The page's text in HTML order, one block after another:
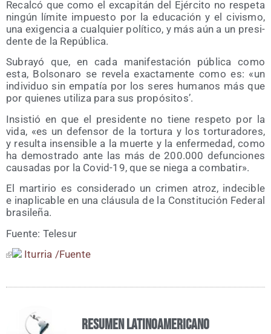
Recal­có que como el exca­pi­tán del Ejér­ci­to no res­pe­ta
nin­gún lími­te impues­to por la edu­ca­ción y el civis­mo,
una exi­gen­cia a cual­quier polí­ti­co, y más aún a un pre­si­
den­te de la República.
Sub­ra­yó que, en cada mani­fes­ta­ción públi­ca como
esta, Bol­so­na­ro se reve­la exac­ta­men­te como es: «un
indi­vi­duo sin empa­tía por los seres huma­nos más que
por quie­nes uti­li­za para sus propósitos’.
Insis­tió en que el pre­si­den­te no tie­ne res­pe­to por la
vida, «es un defen­sor de la tor­tu­ra y los tor­tu­ra­do­res,
y resul­ta insen­si­ble a la muer­te y la enfer­me­dad, como
ha demos­tra­do ante las más de 200.000 defun­cio­nes
cau­sa­das por la Covid-19, que se nie­ga a combatir».
El mar­ti­rio es con­si­de­ra­do un cri­men atroz, inde­ci­ble
e inapli­ca­ble en una cláu­su­la de la Cons­ti­tu­ción Fede­ral
brasileña.
Fuen­te: Telesur
Itu­rria /​Fuen­te
Resumen Latinoamericano